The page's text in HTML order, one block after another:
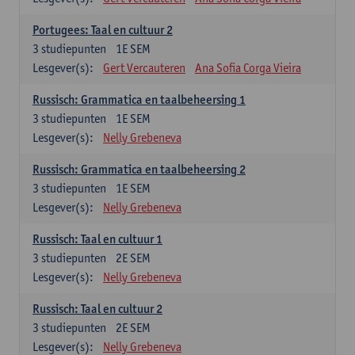
Portugees: Taal en cultuur 2
1E SEM
3 studiepunten
Lesgever(s):
Gert Vercauteren Ana Sofia Corga Vieira
Russisch: Grammatica en taalbeheersing 1
1E SEM
3 studiepunten
Lesgever(s):
Nelly Grebeneva
Russisch: Grammatica en taalbeheersing 2
1E SEM
3 studiepunten
Lesgever(s):
Nelly Grebeneva
Russisch: Taal en cultuur 1
2E SEM
3 studiepunten
Lesgever(s):
Nelly Grebeneva
Russisch: Taal en cultuur 2
2E SEM
3 studiepunten
Lesgever(s):
Nelly Grebeneva